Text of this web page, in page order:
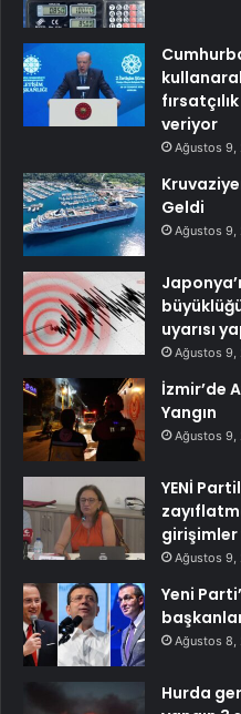
veriyor
Ağustos 9,
Geldi
Ağustos 9,
uyarısı
Ağustos 9,
İzmir’de
Yangın
Ağustos 9,
YENİ
girişimler
Ağustos 9,
Yeni
Ağustos 8,
Hurda